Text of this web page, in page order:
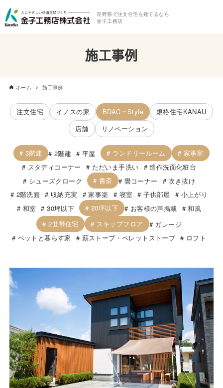
長野県で注文住宅を建てるなら
金子工務店
施工事例
ホーム 施工事例
注文住宅 イノスの家 BDAC＝Style
規格住宅KANAU
店舗
リノベーション
3階建 2階建 平屋 ランドリールーム
家事室
スタディコーナー
ただいま手洗い
造作洗面化粧台
シューズクローク
書斎 畳コーナー
吹き抜け
2階洗面
収納充実 家事楽 寝室 子供部屋
小上がり
和室
30坪以下 20坪以下 お客様の声掲載
和風
2世帯住宅
スキップフロア
ガレージ
ペットと暮らす家
薪ストーブ・ペレットストーブ ロフト